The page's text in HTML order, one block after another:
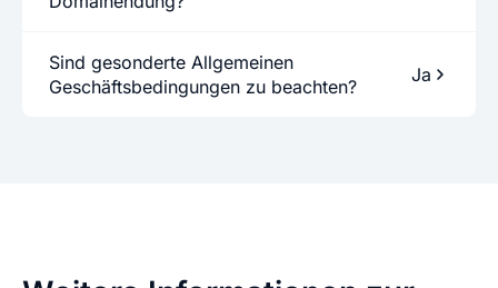
Sind gesonderte Allgemeinen
Geschäftsbedingungen zu beachten?
Ja